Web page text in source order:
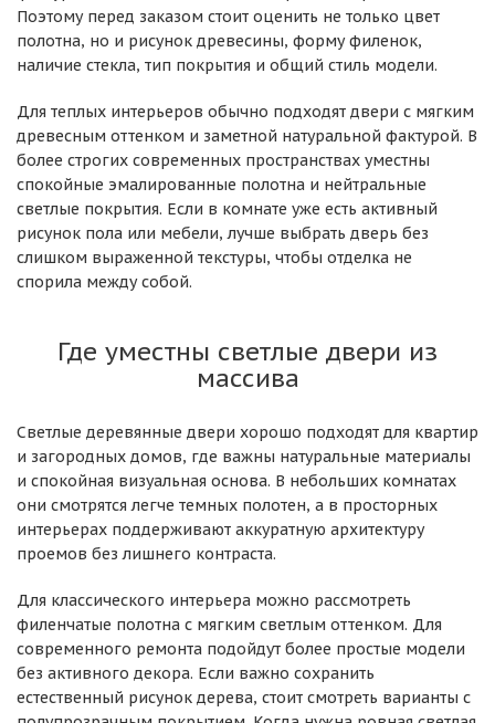
Поэтому перед заказом стоит оценить не только цвет
полотна, но и рисунок древесины, форму филенок,
наличие стекла, тип покрытия и общий стиль модели.
Для теплых интерьеров обычно подходят двери с мягким
древесным оттенком и заметной натуральной фактурой. В
более строгих современных пространствах уместны
спокойные эмалированные полотна и нейтральные
светлые покрытия. Если в комнате уже есть активный
рисунок пола или мебели, лучше выбрать дверь без
слишком выраженной текстуры, чтобы отделка не
спорила между собой.
Где уместны светлые двери из
массива
Светлые деревянные двери хорошо подходят для квартир
и загородных домов, где важны натуральные материалы
и спокойная визуальная основа. В небольших комнатах
они смотрятся легче темных полотен, а в просторных
интерьерах поддерживают аккуратную архитектуру
проемов без лишнего контраста.
Для классического интерьера можно рассмотреть
филенчатые полотна с мягким светлым оттенком. Для
современного ремонта подойдут более простые модели
без активного декора. Если важно сохранить
естественный рисунок дерева, стоит смотреть варианты с